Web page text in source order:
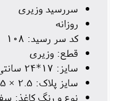
سررسید وزیری
روزانه
کد سر رسید: 108
قطع: وزیری
سایز: 17*24 سانتی‌متر
سایز پلاک: 2.5 × 5 سانتی‌متر
نوع و رنگ کاغذ: سفید 70گرم